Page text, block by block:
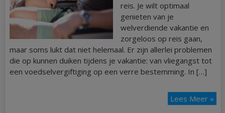
reis. Je wilt optimaal
genieten van je
welverdiende vakantie en
zorgeloos op reis gaan,
maar soms lukt dat niet helemaal. Er zijn allerlei problemen
die op kunnen duiken tijdens je vakantie: van vliegangst tot
een voedselvergiftiging op een verre bestemming. In […]
Lees Meer »